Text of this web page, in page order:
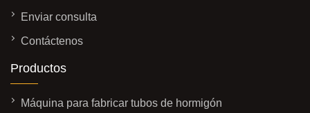
Enviar consulta
Contáctenos
Productos
Máquina para fabricar tubos de hormigón